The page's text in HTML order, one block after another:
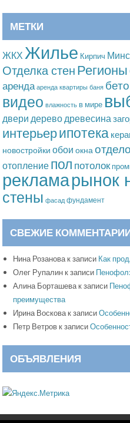
МЕТКИ
ЖКХ Жилье Кирпич
Отделка стенРегионы
аренда аренда квартиры баня
видео влажность в мире
двери дереводревесина
интерьерипотека
новостройки обои окна
отоплениепол потолок
рекламарынок
стены фасад фундамент
СВЕЖИЕ
Нина Розанова к записи Как
Олег Рупалин к записи
Алина Борташева к записи
преимущества
Ирина Воскова к записи
Петр Ветров к записи
ОБЪЯВЛЕНИЯ